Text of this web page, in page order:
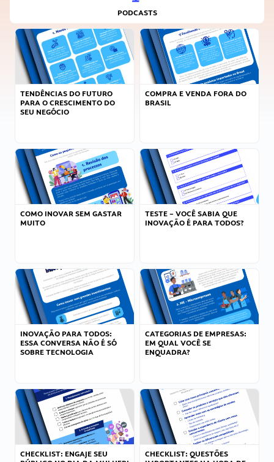
PODCASTS
TENDÊNCIAS DO FUTURO
PARA O CRESCIMENTO DO
SEU NEGÓCIO
COMPRA E VENDA FORA DO
BRASIL
COMO INOVAR SEM GASTAR
MUITO
TESTE – VOCÊ SABIA QUE
INOVAÇÃO É PARA TODOS?
INOVAÇÃO PARA TODOS:
ESSA CONVERSA NÃO É SÓ
SOBRE TECNOLOGIA
CATEGORIAS DE EMPRESAS:
EM QUAL VOCÊ SE
ENQUADRA?
CHECKLIST: ENGAJE SEU
CHECKLIST: QUESTÕES